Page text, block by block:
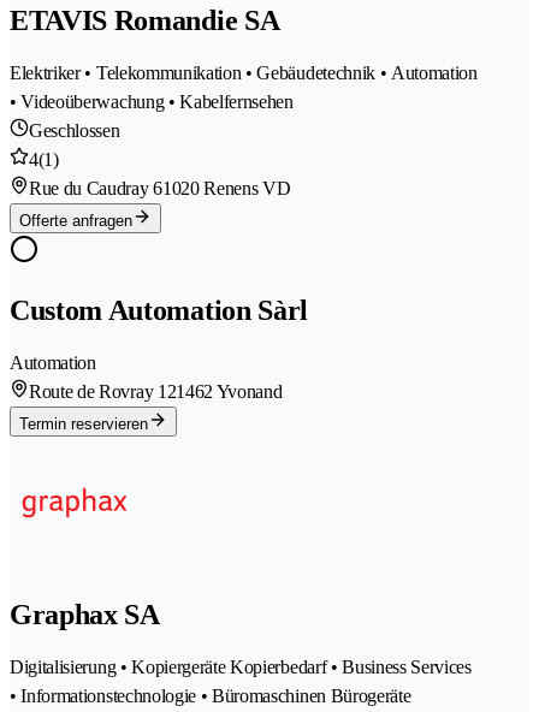
ETAVIS Romandie SA
Elektriker • Telekommunikation • Gebäudetechnik • Automation
• Videoüberwachung • Kabelfernsehen
Geschlossen
4(1)
Rue du Caudray 61020 Renens VD
Offerte anfragen
Custom Automation Sàrl
Automation
Route de Rovray 121462 Yvonand
Termin reservieren
Graphax SA
Digitalisierung • Kopiergeräte Kopierbedarf • Business Services
• Informationstechnologie • Büromaschinen Bürogeräte